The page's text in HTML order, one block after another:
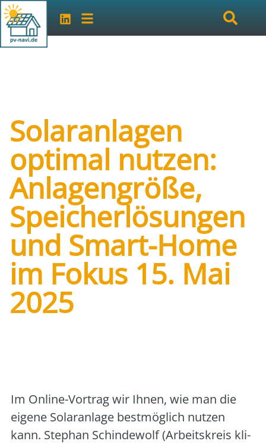
Solaranlagen
optimal nutzen:
Anlagengröße,
Speicherlösungen
und Smart-Home
im Fokus 15. Mai
2025
Im Online-Vor­trag wir Ihnen, wie man die
eige­ne Solar­an­la­ge best­mög­lich nut­zen
kann. Ste­phan Schin­de­wolf (Arbeits­kreis kli­